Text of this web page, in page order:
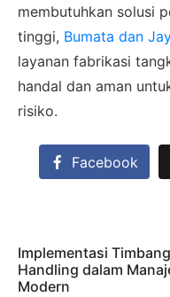
membutuhkan solusi
tinggi, Bumata dan
layanan fabrikasi
handal dan aman
risiko.
Facebook
Implementasi
Handling dalam
Modern